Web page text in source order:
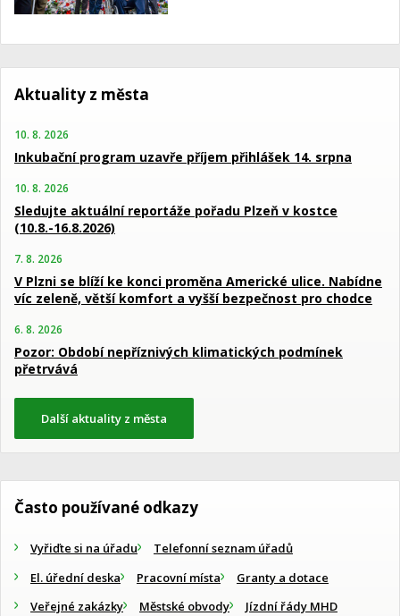
Aktuality z města
10. 8. 2026
Inkubační program uzavře příjem přihlášek 14. srpna
10. 8. 2026
Sledujte aktuální reportáže pořadu Plzeň v kostce
(10.8.-16.8.2026)
7. 8. 2026
V Plzni se blíží ke konci proměna Americké ulice. Nabídne
víc zeleně, větší komfort a vyšší bezpečnost pro chodce
6. 8. 2026
Pozor: Období nepříznivých klimatických podmínek
přetrvává
Další aktuality z města
Často používané odkazy
Vyřiďte si na úřadu
Telefonní seznam úřadů
El. úřední deska
Pracovní místa
Granty a dotace
Veřejné zakázky
Městské obvody Jízdní řády MHD